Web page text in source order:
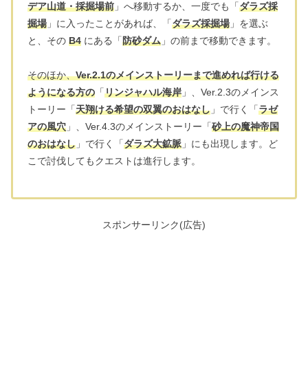
デア山道・採掘場前 」へ移動するか、一度でも「ダラズ採
掘場 」に入ったことがあれば、「ダラズ採掘場 」を選ぶ
と、その B4 にある「防砂ダム 」の前まで移動できます。
そのほか、Ver.2.1のメインストーリーまで進めれば行ける
ようになる方の 「リンジャハル海岸 」、Ver.2.3のメインス
トーリー「天翔ける希望の双翼のおはなし 」で行く「ラゼ
アの風穴 」、Ver.4.3のメインストーリー「砂上の魔神帝国
のおはなし 」で行く「ダラズ大鉱脈 」にも出現します。ど
こで討伐してもクエストは進行します。
スポンサーリンク(広告)